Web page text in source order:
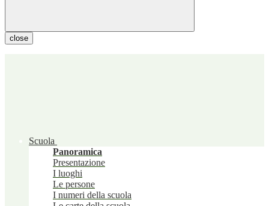
close
Scuola
Panoramica
Presentazione
I luoghi
Le persone
I numeri della scuola